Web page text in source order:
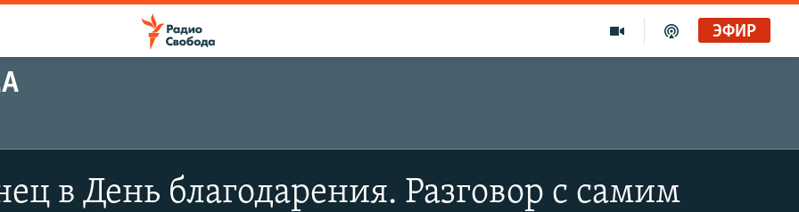
ЭФИР
в День благодарения. Разговор с самим